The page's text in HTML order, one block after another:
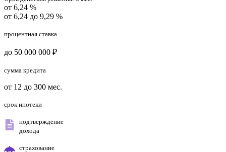
от 6,24 %
от 6,24 до 9,29 %
процентная ставка
до 50 000 000 ₽
сумма кредита
от 12 до 300 мес.
срок ипотеки
подтверждение
дохода
страхование